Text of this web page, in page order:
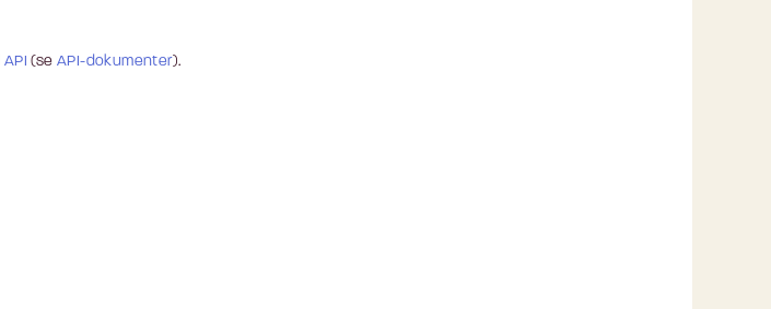
API (seAPI-dokumenter).